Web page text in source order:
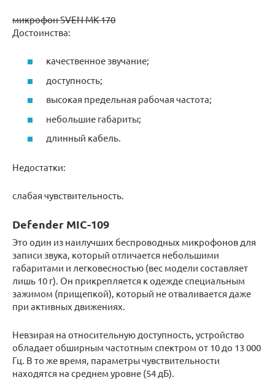
микрофон SVEN MK-170
Достоинства:
качественное звучание;
доступность;
высокая предельная рабочая частота;
небольшие габариты;
длинный кабель.
Недостатки:
слабая чувствительность.
Defender MIC-109
Это один из наилучших беспроводных микрофонов для
записи звука, который отличается небольшими
габаритами и легковесностью (вес модели составляет
лишь 10 г). Он прикрепляется к одежде специальным
зажимом (прищепкой), который не отваливается даже
при активных движениях.
Невзирая на относительную доступность, устройство
обладает обширным частотным спектром от 10 до 13 000
Гц. В то же время, параметры чувствительности
находятся на среднем уровне (54 дБ).